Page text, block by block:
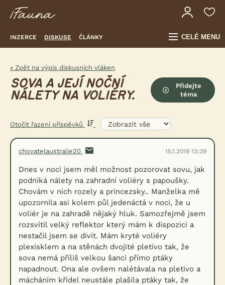
INZERCE DISKUSE ČLÁNKY CELÉ MENU
« Zpět na výpis diskusních vláken
SOVA A JEJÍ NOČNÍ
NÁLETY NA VOLIÉRY.
Přidejte
téma
Otočit řazení příspěvků
chovatelaustralie20 15.1.2019 13:39
Dnes v noci jsem měl možnost pozorovat sovu, jak
podniká nálety na zahradní voliéry s papoušky.
Chovám v nich rozely a princezsky.. Manželka mě
upozornila asi kolem půl jedenáctá v noci, že u
voliér je na zahradě nějaký hluk. Samozřejmě jsem
rozsvítil velký reflektor který mám k dispozici a
nestačil jsem se divit. Mám kryté voliéry
plexisklem a na stěnách dvojité pletivo tak, že
sova nemá příliš velkou šanci přímo ptáky
napadnout. Ona ale ovšem nalétávala na pletivo a
mácháním křídel neustále plašila ptáky tak, že